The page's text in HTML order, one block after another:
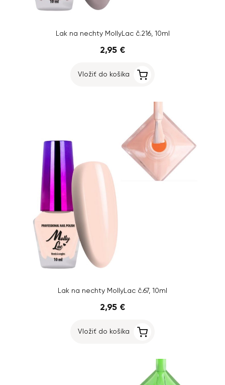
Lak na nechty MollyLac č.216, 10ml
2,95 €
Vložiť do košíka
Lak na nechty MollyLac č.67, 10ml
2,95 €
Vložiť do košíka